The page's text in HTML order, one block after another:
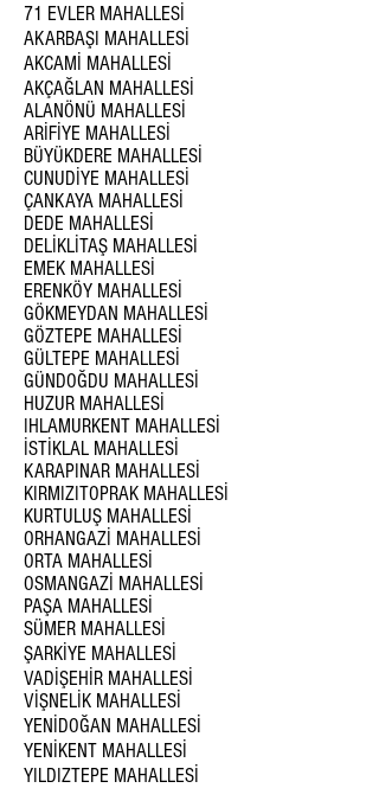
71 EVLER MAHALLESİ
AKARBAŞI MAHALLESİ
AKCAMİ MAHALLESİ
AKÇAĞLAN MAHALLESİ
ALANÖNÜ MAHALLESİ
ARİFİYE MAHALLESİ
BÜYÜKDERE MAHALLESİ
CUNUDİYE MAHALLESİ
ÇANKAYA MAHALLESİ
DEDE MAHALLESİ
DELİKLİTAŞ MAHALLESİ
EMEK MAHALLESİ
ERENKÖY MAHALLESİ
GÖKMEYDAN MAHALLESİ
GÖZTEPE MAHALLESİ
GÜLTEPE MAHALLESİ
GÜNDOĞDU MAHALLESİ
HUZUR MAHALLESİ
IHLAMURKENT MAHALLESİ
İSTİKLAL MAHALLESİ
KARAPINAR MAHALLESİ
KIRMIZITOPRAK MAHALLESİ
KURTULUŞ MAHALLESİ
ORHANGAZİ MAHALLESİ
ORTA MAHALLESİ
OSMANGAZİ MAHALLESİ
PAŞA MAHALLESİ
SÜMER MAHALLESİ
ŞARKİYE MAHALLESİ
VADİŞEHİR MAHALLESİ
VİŞNELİK MAHALLESİ
YENİDOĞAN MAHALLESİ
YENİKENT MAHALLESİ
YILDIZTEPE MAHALLESİ